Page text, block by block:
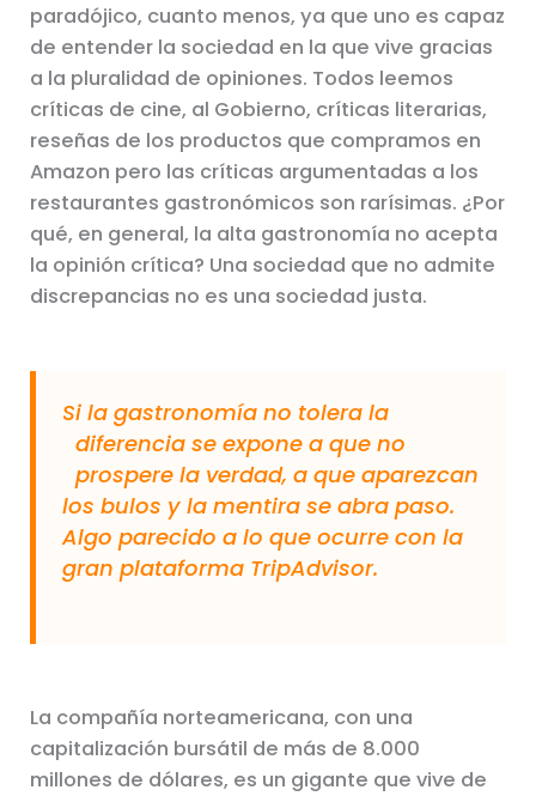
paradójico, cuanto menos, ya que uno es capaz
de entender la sociedad en la que vive gracias
a la pluralidad de opiniones. Todos leemos
críticas de cine, al Gobierno, críticas literarias,
reseñas de los productos que compramos en
Amazon pero las críticas argumentadas a los
restaurantes gastronómicos son rarísimas. ¿Por
qué, en general, la alta gastronomía no acepta
la opinión crítica? Una sociedad que no admite
discrepancias no es una sociedad justa.
Si la gastronomía no tolera la
diferencia se expone a que no
prospere la verdad, a que aparezcan
los bulos y la mentira se abra paso.
Algo parecido a lo que ocurre con la
gran plataforma TripAdvisor.
La compañía norteamericana, con una
capitalización bursátil de más de 8.000
millones de dólares, es un gigante que vive de